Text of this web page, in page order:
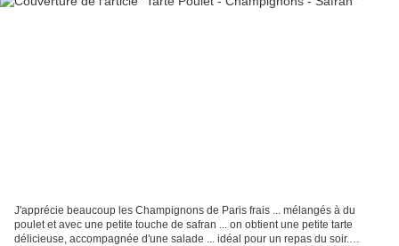
J'apprécie beaucoup les Champignons de Paris frais ... mélangés à du
poulet et avec une petite touche de safran ... on obtient une petite tarte
délicieuse, accompagnée d'une salade ... idéal pour un repas du soir.